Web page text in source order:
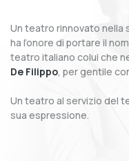
Un teatro rinnovato nella
ha l’onore di portare il
teatro italiano colui che
De Filippo, per gentile
Un teatro al servizio del
sua espressione.